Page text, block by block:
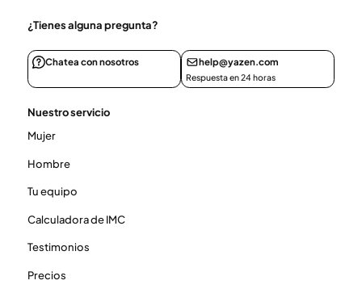
¿Tienes alguna pregunta?
Chatea con nosotros help@yazen.com
Respuesta en 24 horas
Nuestro servicio
Mujer
Hombre
Tu equipo
Calculadora de IMC
Testimonios
Precios